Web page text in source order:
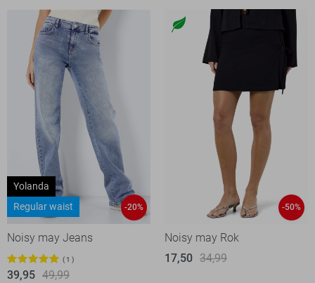
Yolanda
Regular waist
-20%
Noisy may Jeans
1
39,95 49,99
-50%
Noisy may Rok
17,50 34,99